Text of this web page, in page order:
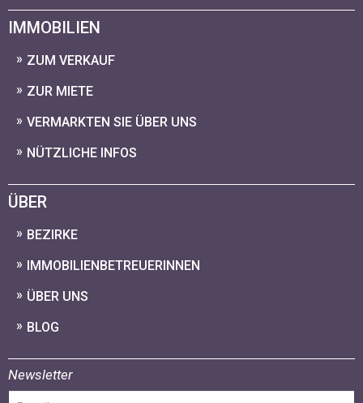
IMMOBILIEN
ZUM VERKAUF
ZUR MIETE
VERMARKTEN SIE ÜBER UNS
NÜTZLICHE INFOS
ÜBER
BEZIRKE
IMMOBILIENBETREUERINNEN
ÜBER UNS
BLOG
Newsletter